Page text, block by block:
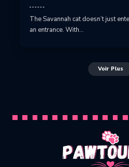
The Savannah cat doesn’t just
an entrance. With…
Voir Plus